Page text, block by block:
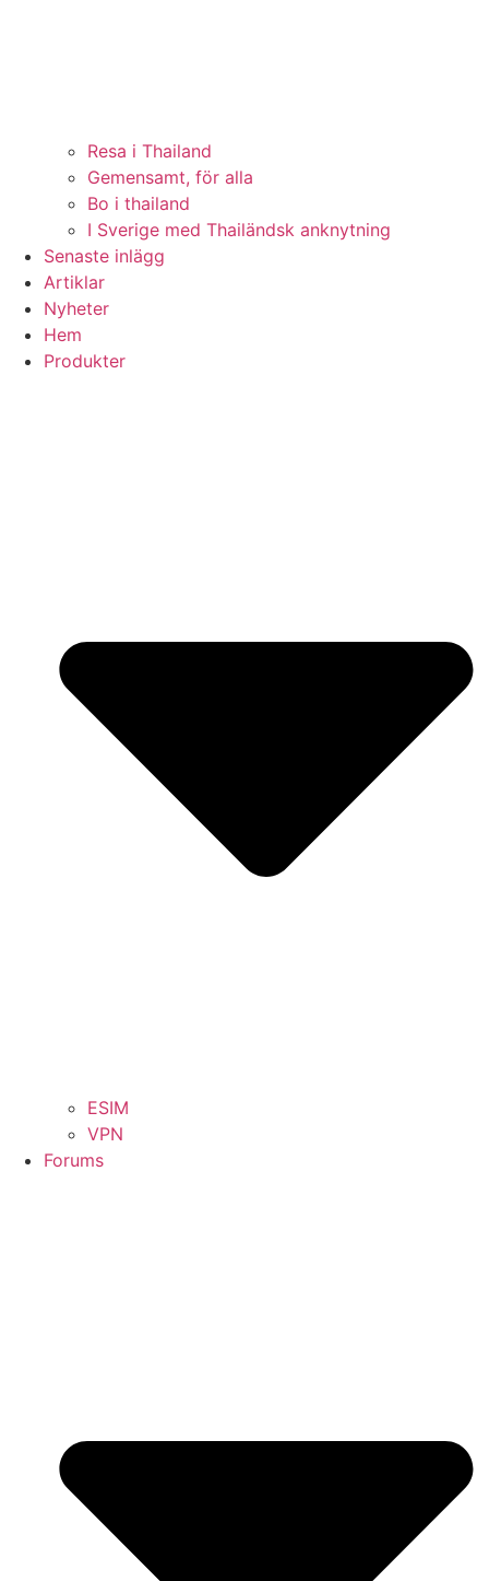
Resa i Thailand
Gemensamt, för alla
Bo i thailand
I Sverige med Thailändsk anknytning
Senaste inlägg
Artiklar
Nyheter
Hem
Produkter
ESIM
VPN
Forums